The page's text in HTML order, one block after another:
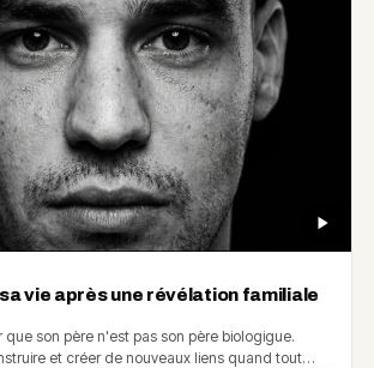
vie après une révélation familiale
que son père n'est pas son père biologigue.
et créer de nouveaux liens quand tout